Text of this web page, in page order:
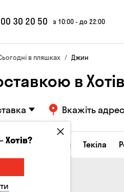
30 20 50 з 10:00 - до 22:00
в пляшках Джин
в Хотів
Вкажіть
бренді Джин Текіла
Хотів?